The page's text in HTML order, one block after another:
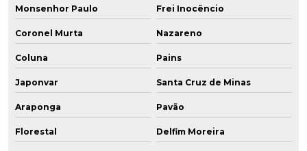
Monsenhor Paulo Frei Inocêncio
Coronel Murta Nazareno
Coluna Pains
Japonvar Santa Cruz de Minas
Araponga Pavão
Florestal Delfim Moreira